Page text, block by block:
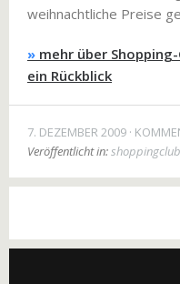
weihnachtliche Preise
» mehr über
ein Rückblick
7. DEZEMBER 2009
Veröffentlicht in:shoppingclub